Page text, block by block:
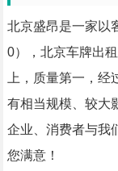
北京盛昂是一家以
0），北京车牌出
上，质量第一，
有相当规模、较大
企业、消费者与我
您满意！